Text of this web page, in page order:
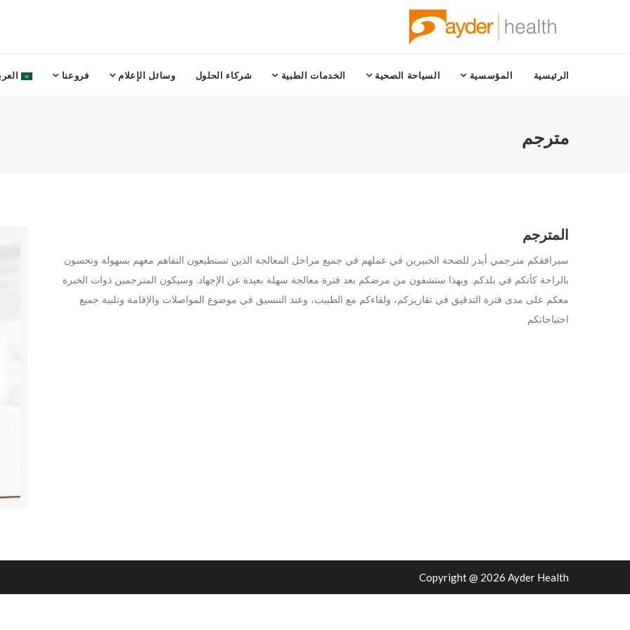
الرئيسية المؤسسية السياحة الصحية الخدمات الطبية شركاء الحلول وسائل الإعلام فروعنا
مترجم
المترجم
سيرافقكم مترجمي أيدر للصحة الخبيرين في عملهم في جميع مراحل المعالجة الذين تستطيعون التفاهم معهم بسهولة وتحسون
بالراحة كأنكم في بلدكم. وبهذا ستشفون من مرضكم بعد فترة معالجة سهلة بعيدة عن الإجهاد. وسيكون المترجمين ذوات الخبرة
معكم على مدى فترة التدقيق في تقاريركم، ولقاءكم مع الطبيب، وعند التنسيق في موضوع المواصلات والإقامة وتلبية جميع
احتياجاتكم
Copyright @ 2026 Ayder Health